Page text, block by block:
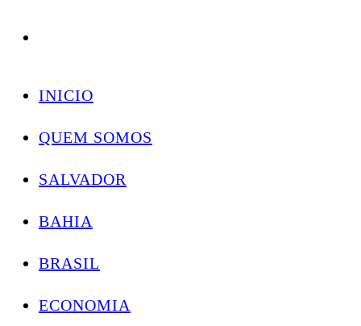
Skip
INICIO
QUEM SOMOS
SALVADOR
BAHIA
BRASIL
ECONOMIA